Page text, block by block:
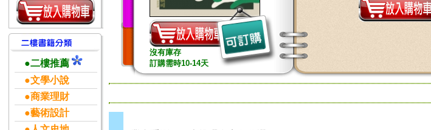
●二樓推薦
●文學小說
●商業理財
●藝術設計
沒有庫存
訂購需時10-14天